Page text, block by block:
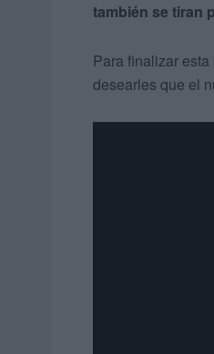
también se tiran
Para finalizar
desearles que el